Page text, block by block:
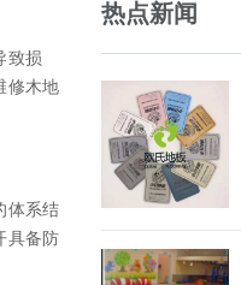
致损
修木地
体系结
具备防
热点新闻